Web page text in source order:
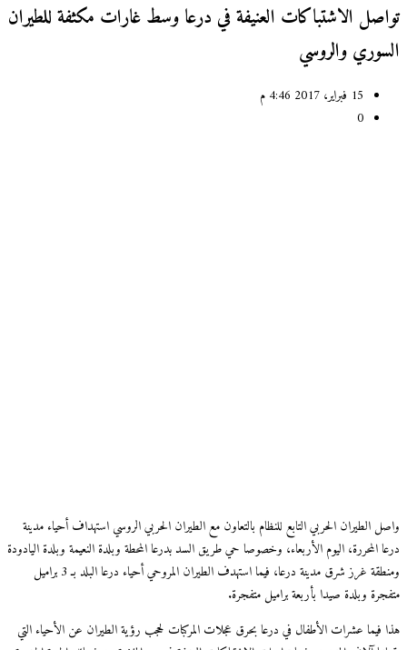
تواصل الاشتباكات العنيفة في درعا وسط غارات مكثفة للطيران
السوري والروسي
15 فبراير، 2017 4:46 م
واصل الطيران الحربي التابع للنظام بالتعاون مع الطيران الحربي الروسي استهداف أحياء مدينة
درعا المحررة، اليوم الأربعاء، وخصوصا حي طريق السد بدرعا المحطة وبلدة النعيمة وبلدة اليادودة
ومنطقة غرز شرق مدينة درعا، فيما استهدف الطيران المروحي أحياء درعا البلد بـ 3 براميل
متفجرة وبلدة صيدا بأربعة براميل متفجرة.
هذا فيما عشرات الأطفال في درعا بحرق عجلات المركبات لحجب رؤية الطيران عن الأحياء التي